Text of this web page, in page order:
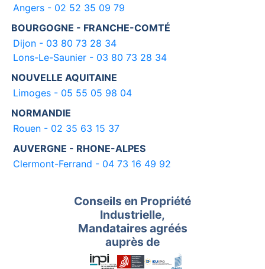
Angers - 02 52 35 09 79
BOURGOGNE - FRANCHE-COMTÉ
Dijon - 03 80 73 28 34
Lons-Le-Saunier - 03 80 73 28 34
NOUVELLE AQUITAINE
Limoges - 05 55 05 98 04
NORMANDIE
Rouen - 02 35 63 15 37
AUVERGNE - RHONE-ALPES
Clermont-Ferrand - 04 73 16 49 92
Conseils en Propriété
Industrielle,
Mandataires agréés
auprès de